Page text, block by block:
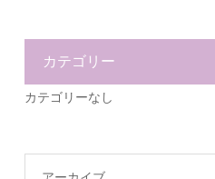
カテゴリー
カテゴリーなし